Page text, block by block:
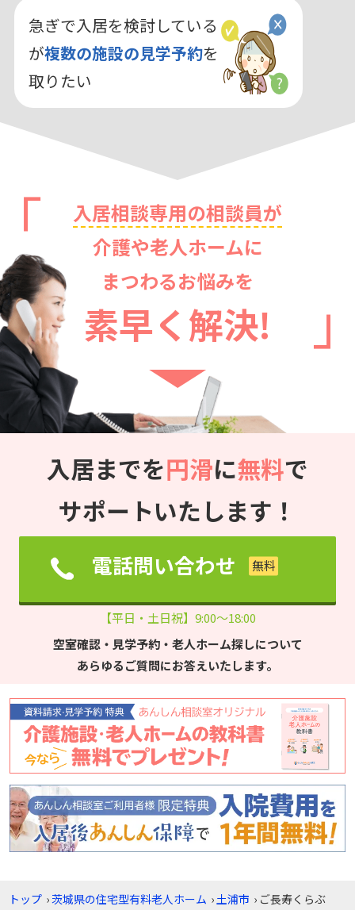
急ぎで入居を検討している
が複数の施設の見学予約を
取りたい
入居相談専用の相談員が
介護や老人ホームに
まつわるお悩みを
素早く解決!
入居までを円滑に無料で
サポートいたします！
電話問い合わせ
【平日・土日祝】9:00～18:00
空室確認・見学予約・老人ホーム探しについて
あらゆるご質問にお答えいたします。
トップ ›茨城県の住宅型有料老人ホーム ›土浦市 › ご長寿くらぶ